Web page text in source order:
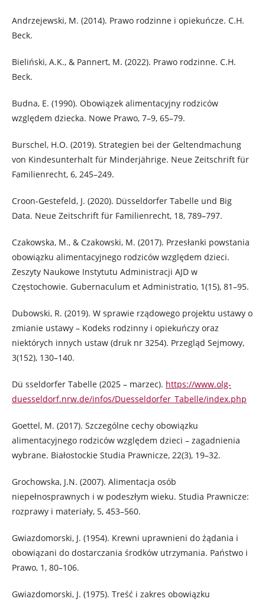
Andrzejewski, M. (2014). Prawo rodzinne i opiekuńcze. C.H.
Beck.
Bieliński, A.K., & Pannert, M. (2022). Prawo rodzinne. C.H.
Beck.
Budna, E. (1990). Obowiązek alimentacyjny rodziców
względem dziecka. Nowe Prawo, 7–9, 65–79.
Burschel, H.O. (2019). Strategien bei der Geltendmachung
von Kindesunterhalt für Minderjährige. Neue Zeitschrift für
Familienrecht, 6, 245–249.
Croon-Gestefeld, J. (2020). Düsseldorfer Tabelle und Big
Data. Neue Zeitschrift für Familienrecht, 18, 789–797.
Czakowska, M., & Czakowski, M. (2017). Przesłanki powstania
obowiązku alimentacyjnego rodziców względem dzieci.
Zeszyty Naukowe Instytutu Administracji AJD w
Częstochowie. Gubernaculum et Administratio, 1(15), 81–95.
Dubowski, R. (2019). W sprawie rządowego projektu ustawy o
zmianie ustawy – Kodeks rodzinny i opiekuńczy oraz
niektórych innych ustaw (druk nr 3254). Przegląd Sejmowy,
3(152), 130–140.
Dü sseldorfer Tabelle (2025 – marzec). https://www.olg-
duesseldorf.nrw.de/infos/Duesseldorfer_Tabelle/index.php
Goettel, M. (2017). Szczególne cechy obowiązku
alimentacyjnego rodziców względem dzieci – zagadnienia
wybrane. Białostockie Studia Prawnicze, 22(3), 19–32.
Grochowska, J.N. (2007). Alimentacja osób
niepełnosprawnych i w podeszłym wieku. Studia Prawnicze:
rozprawy i materiały, 5, 453–560.
Gwiazdomorski, J. (1954). Krewni uprawnieni do żądania i
obowiązani do dostarczania środków utrzymania. Państwo i
Prawo, 1, 80–106.
Gwiazdomorski, J. (1975). Treść i zakres obowiązku